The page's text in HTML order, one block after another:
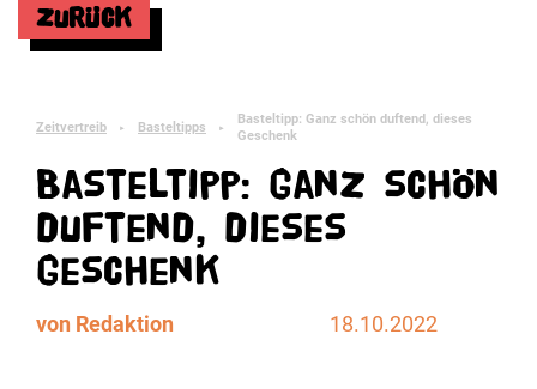
Zurück
Zeitvertreib ► Basteltipps ►
Basteltipp: Ganz schön duftend, dieses
Geschenk
Basteltipp: Ganz schön
duftend, dieses
Geschenk
von Redaktion 18.10.2022